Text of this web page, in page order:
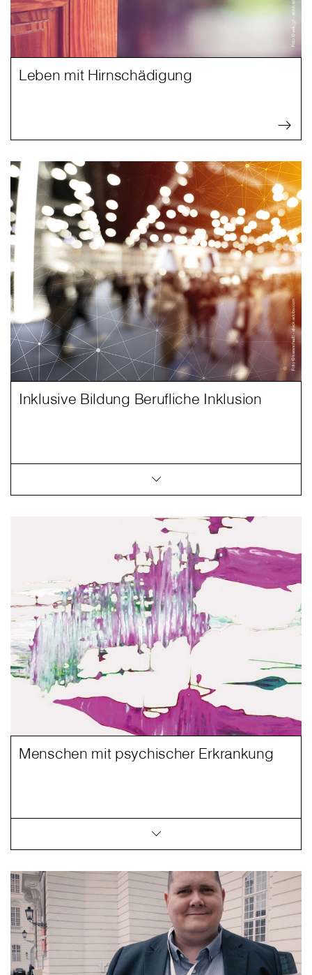
Leben mit Hirnschädigung
Inklusive Bildung Berufliche Inklusion
Menschen mit psychischer Erkrankung